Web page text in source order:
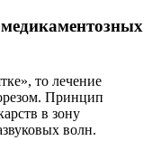
то лечение
Принцип
в зону
волн.